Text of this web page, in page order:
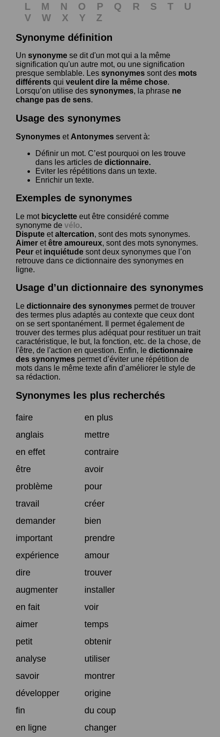
L
M N O P Q R S T
U
V
W X Y
Z
Synonyme définition
Un synonyme se dit d'un mot qui a la même
signification qu'un autre mot, ou une signification
presque semblable. Les synonymes sont des mots
différents qui veulent dire la même chose.
Lorsqu’on utilise des synonymes, la phrase ne
change pas de sens.
Usage des synonymes
Synonymes et Antonymes servent à:
Définir un mot. C’est pourquoi on les trouve
dans les articles de dictionnaire.
Eviter les répétitions dans un texte.
Enrichir un texte.
Exemples de synonymes
Le mot bicyclette eut être considéré comme
synonyme de vélo.
Dispute etaltercation, sont des mots synonymes.
Aimer etêtre amoureux, sont des mots synonymes.
Peur et inquiétude sont deux synonymes que l’on
retrouve dans ce dictionnaire des synonymes en
ligne.
Usage d’un dictionnaire des synonymes
Le dictionnaire des synonymes permet de trouver
des termes plus adaptés au contexte que ceux dont
on se sert spontanément. Il permet également de
trouver des termes plus adéquat pour restituer un trait
caractéristique, le but, la fonction, etc. de la chose, de
l'être, de l'action en question. Enfin, le dictionnaire
des synonymes permet d’éviter une répétition de
mots dans le même texte afin d’améliorer le style de
sa rédaction.
Synonymes les plus recherchés
faire
en plus
anglais
mettre
en effet
contraire
être
avoir
problème
pour
travail
créer
demander
bien
important
prendre
expérience
amour
dire
trouver
augmenter
installer
en fait
voir
aimer
temps
petit
obtenir
analyse
utiliser
savoir
montrer
développer
origine
fin
du coup
en ligne
changer